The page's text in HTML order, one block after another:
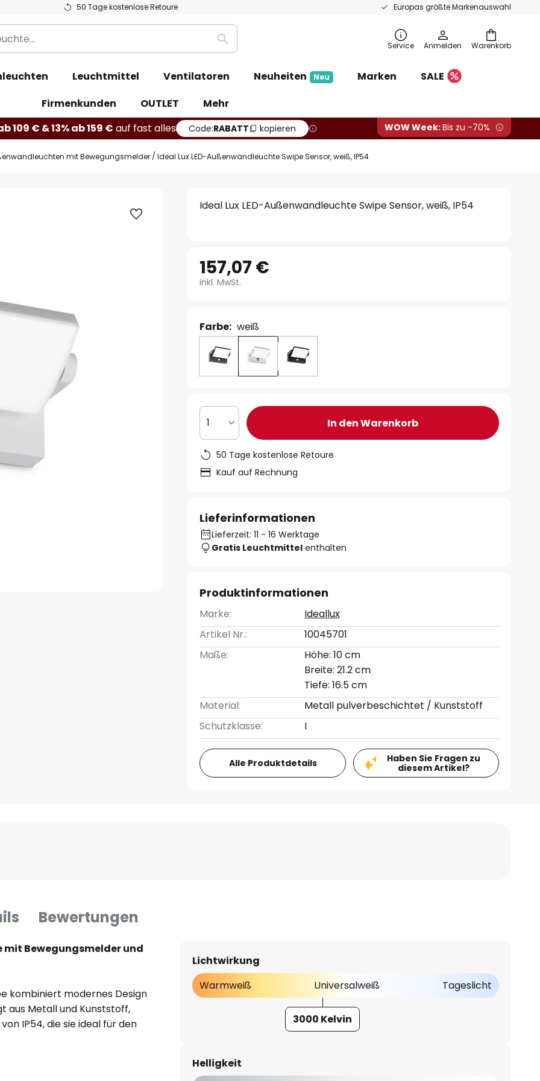
50 Tage kostenlose Retoure Europas größte Markenauswahl
Warenkorb
Suche Service Anmelden
Leuchtmittel Ventilatoren Neuheiten Neu Marken
SALE
Firmenkunden
OUTLET
Mehr
109 € & 13% ab 159 € auf fast alles Code:RABATT kopieren WOW Week:Bis zu -70%
mit Bewegungsmelder Ideal Lux LED-Außenwandleuchte Swipe Sensor, weiß, IP54
Ideal Lux LED-Außenwandleuchte Swipe Sensor, weiß, IP54
157,07 €
inkl. MwSt.
Farbe: weiß
1 In den Warenkorb
50 Tage kostenlose Retoure
Kauf auf Rechnung
Lieferinformationen
Lieferzeit: 11 - 16 Werktage
Gratis Leuchtmittel enthalten
Produktinformationen
Marke:
Ideallux
Artikel Nr.:
10045701
Maße:
Höhe: 10 cm
Breite: 21.2 cm
Tiefe: 16.5 cm
Material:
Metall pulverbeschichtet / Kunststoff
Schutzklasse:
I
Alle Produktdetails
Haben Sie Fragen zu
diesem Artikel?
Bewertungen
mit Bewegungsmelder und
kombiniert modernes Design
aus Metall und Kunststoff,
IP54, die sie ideal für den
integrierte LED-Lichtquelle
Beleuchtung, wobei sich
Lichtwirkung
Warmweiß
Universalweiß Tageslicht
3000 Kelvin
Helligkeit